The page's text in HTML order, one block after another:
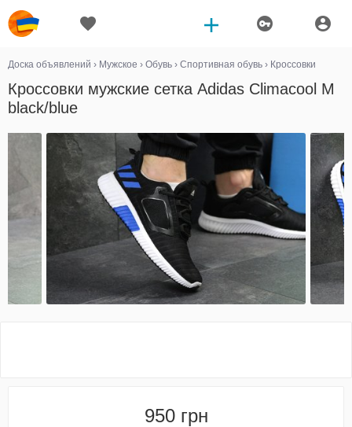
Доска объявлений › Мужское › Обувь › Спортивная обувь › Кроссовки
Кроссовки мужские сетка Adidas Climacool M
black/blue
950 грн